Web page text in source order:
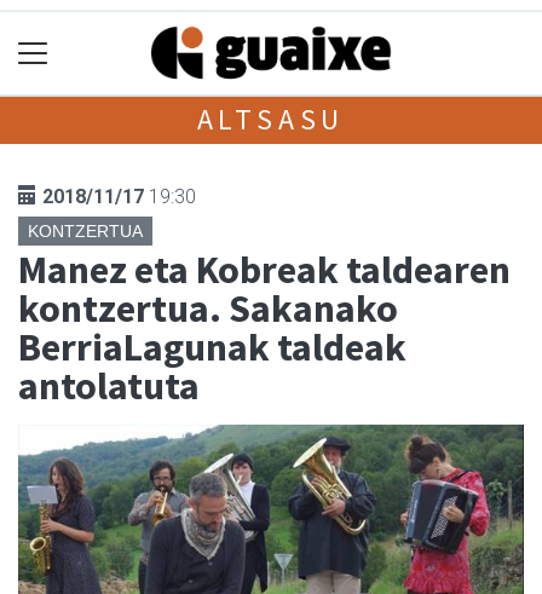
ALTSASU
2018/11/17 19:30
KONTZERTUA
Manez eta Kobreak taldearen
kontzertua. Sakanako
BerriaLagunak taldeak
antolatuta